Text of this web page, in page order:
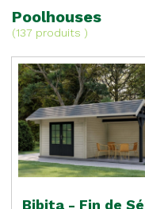
Poolhouses
(137 produits )
Bibita - Fin de